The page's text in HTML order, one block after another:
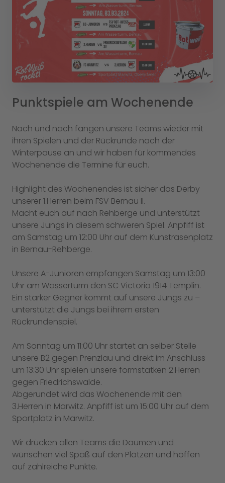
Punktspiele am Wochenende
Nach und nach fangen unsere Teams wieder mit
ihren Spielen und der Rückrunde nach der
Winterpause an und wir haben für kommendes
Wochenende die Termine für euch.
Highlight des Wochenendes ist sicher das Derby
unserer 1.Herren beim FSV Bernau II.
Macht euch auf nach Rehberge und unterstützt
unsere Jungs in diesem schweren Spiel. Anpfiff ist
am Samstag um 12:00 Uhr auf dem Kunstrasenplatz
in Bernau-Rehberge.
Unsere A-Junioren empfangen Samstag um 13:00
Uhr am Wasserturm den SC Victoria 1914 Templin.
Ein starker Gegner kommt auf unsere Jungs zu –
unterstützt die Jungs bei ihrem ersten
Rückrundenspiel.
Am Sonntag um 11:00 Uhr startet an selber Stelle
unsere B2 gegen Prenzlau und direkt im Anschluss
um 13:30 Uhr spielen unsere formstatken 2.Herren
gegen Friedrichswalde.
Abgerundet wird das Wochenende mit den
3.Herren in Marwitz. Anpfiff ist um 15:00 Uhr auf dem
Sportplatz in Marwitz.
Wir drücken allen Teams die Daumen und
wünschen viel Spaß auf den Plätzen und hoffen
auf zahlreiche Punkte.